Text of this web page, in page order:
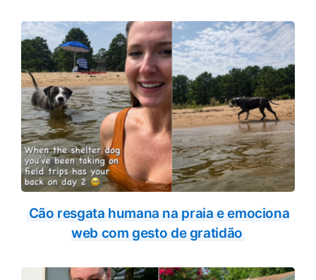
Cão resgata humana na praia e emociona
web com gesto de gratidão